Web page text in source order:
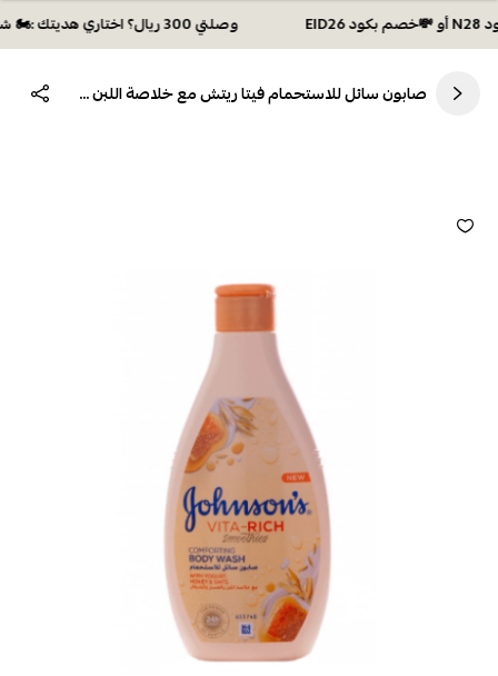
وصلتي 300 ريال؟ اختاري هديتك :🏍 شحن مجاني بكود N28 أو 💸خصم بكود EID26
صابون سائل للاستحمام فيتا ريتش مع خلاصة اللبن والعسل والشوفان من جونسون - 400مل